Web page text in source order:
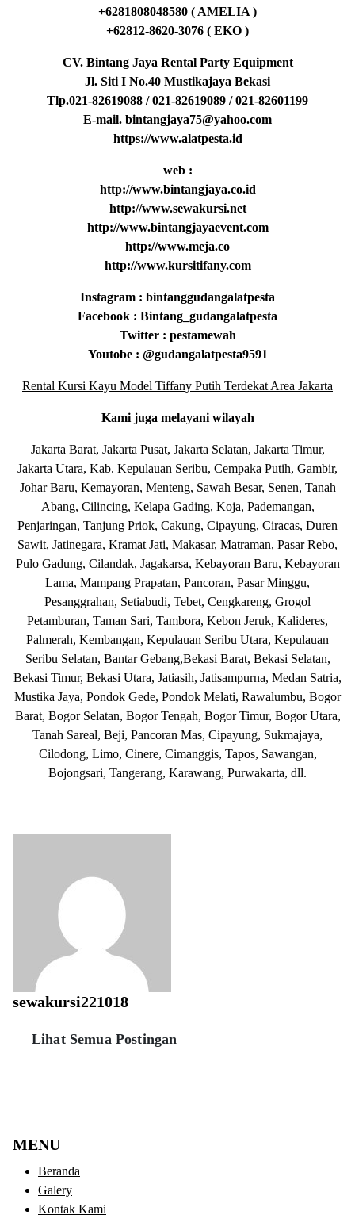
+6281808048580 ( AMELIA )
+62812-8620-3076 ( EKO )
CV. Bintang Jaya Rental Party Equipment
Jl. Siti I No.40 Mustikajaya Bekasi
Tlp.021-82619088 / 021-82619089 / 021-82601199
E-mail. bintangjaya75@yahoo.com
https://www.alatpesta.id
web :
http://www.bintangjaya.co.id
http://www.sewakursi.net
http://www.bintangjayaevent.com
http://www.meja.co
http://www.kursitifany.com
Instagram : bintanggudangalatpesta
Facebook : Bintang_gudangalatpesta
Twitter : pestamewah
Youtobe : @gudangalatpesta9591
Rental Kursi Kayu Model Tiffany Putih Terdekat Area Jakarta
Kami juga melayani wilayah
Jakarta Barat, Jakarta Pusat, Jakarta Selatan, Jakarta Timur,
Jakarta Utara, Kab. Kepulauan Seribu, Cempaka Putih, Gambir,
Johar Baru, Kemayoran, Menteng, Sawah Besar, Senen, Tanah
Abang, Cilincing, Kelapa Gading, Koja, Pademangan,
Penjaringan, Tanjung Priok, Cakung, Cipayung, Ciracas, Duren
Sawit, Jatinegara, Kramat Jati, Makasar, Matraman, Pasar Rebo,
Pulo Gadung, Cilandak, Jagakarsa, Kebayoran Baru, Kebayoran
Lama, Mampang Prapatan, Pancoran, Pasar Minggu,
Pesanggrahan, Setiabudi, Tebet, Cengkareng, Grogol
Petamburan, Taman Sari, Tambora, Kebon Jeruk, Kalideres,
Palmerah, Kembangan, Kepulauan Seribu Utara, Kepulauan
Seribu Selatan, Bantar Gebang,Bekasi Barat, Bekasi Selatan,
Bekasi Timur, Bekasi Utara, Jatiasih, Jatisampurna, Medan Satria,
Mustika Jaya, Pondok Gede, Pondok Melati, Rawalumbu, Bogor
Barat, Bogor Selatan, Bogor Tengah, Bogor Timur, Bogor Utara,
Tanah Sareal, Beji, Pancoran Mas, Cipayung, Sukmajaya,
Cilodong, Limo, Cinere, Cimanggis, Tapos, Sawangan,
Bojongsari, Tangerang, Karawang, Purwakarta, dll.
sewakursi221018
Lihat Semua Postingan
MENU
Beranda
Galery
Kontak Kami